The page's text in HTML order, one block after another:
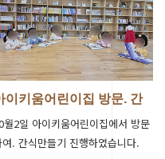
이키움어린이집 방문. 간
월2일 아이키움어린이집에서 방문
여. 간식만들기 진행하였습니다.